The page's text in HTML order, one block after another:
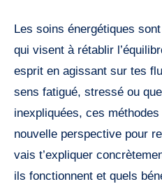
Les soins énergétiques sont des pratiques ancestrales
qui visent à rétablir
esprit en agissant sur tes
sens fatigué, stressé ou
inexpliquées, ces
nouvelle perspective pour
vais t’expliquer
ils fonctionnent et quels